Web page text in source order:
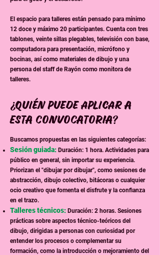
El espacio para talleres están pensado para mínimo
12 doce y máximo 20 participantes. Cuenta con tres
tablones, veinte sillas plegables, televisión con base,
computadora para presentación, micrófono y
bocinas, así como materiales de dibujo y una
persona del staff de Rayón como monitora de
talleres.
¿Quién puede aplicar A
ESTA CONVOCATORIA?
Buscamos propuestas en las siguientes categorías:
Sesión guiada: Duración: 1 hora. Actividades para
público en general, sin importar su experiencia.
Priorizan el "dibujar por dibujar", como sesiones de
abstracción, dibujo colectivo, bitácoras o cualquier
ocio creativo que fomenta el disfrute y la confianza
en el trazo.
Talleres técnicos: Duración: 2 horas. Sesiones
prácticas sobre aspectos técnico-teóricos del
dibujo, dirigidas a personas con curiosidad por
entender los procesos o complementar su
formación, como la introducción o mejoramiento del